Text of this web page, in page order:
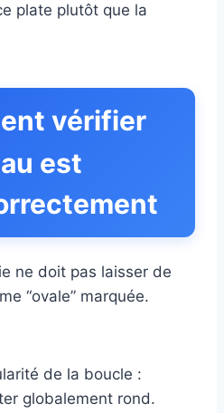
plate plutôt que la
vérifier
est
ne doit pas laisser de
“ovale” marquée.
de la boucle :
globalement rond.